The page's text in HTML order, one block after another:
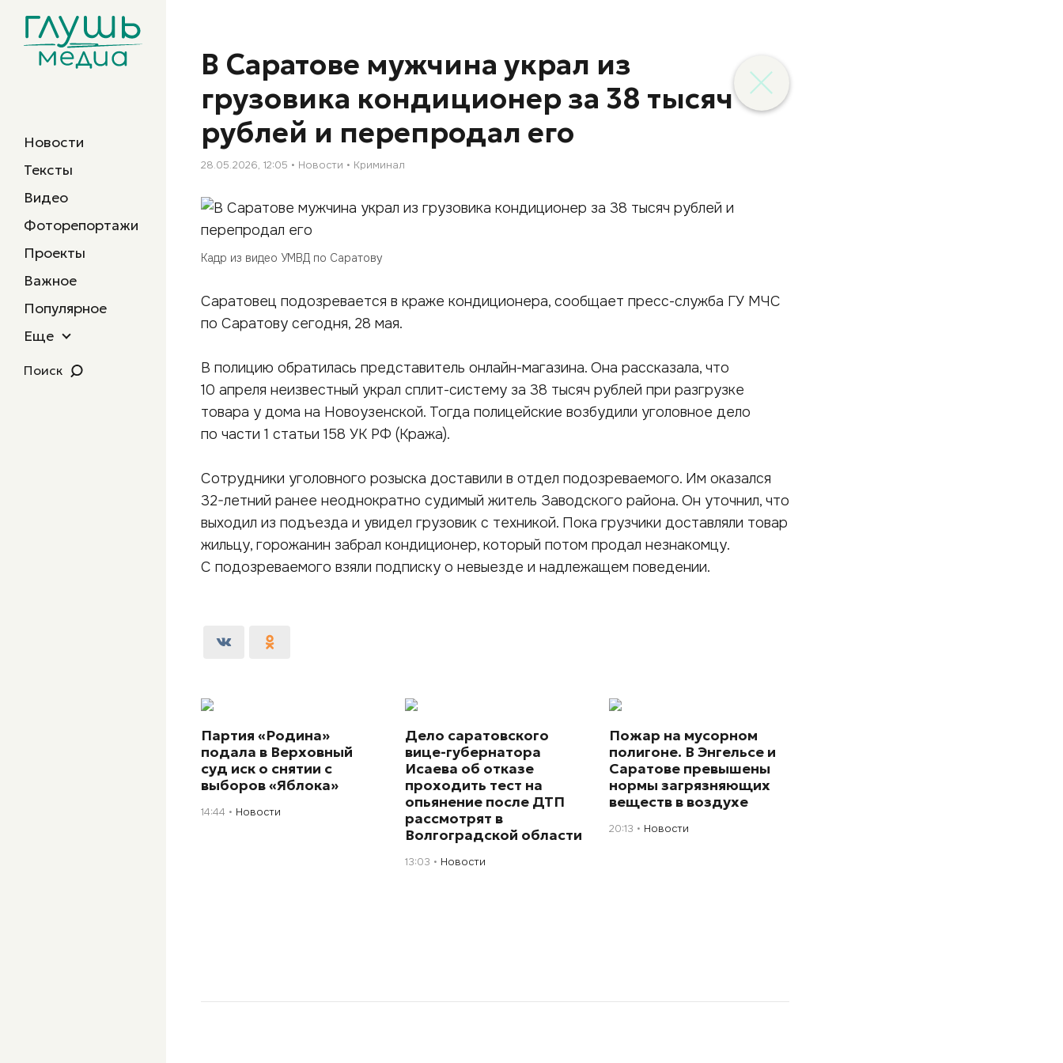
Новости
Тексты
Видео
Фоторепортажи
Проекты
Важное
Популярное
Еще
Поиск
В Саратове мужчина украл из
грузовика кондиционер за 38 тысяч
рублей и перепродал его
28.05.2026, 12:05 Новости Криминал
Кадр из видео УМВД по Саратову
Саратовец подозревается в краже кондиционера, сообщает пресс-служба ГУ МЧС
по Саратову сегодня, 28 мая.
В полицию обратилась представитель онлайн-магазина. Она рассказала, что
10 апреля неизвестный украл сплит-систему за 38 тысяч рублей при разгрузке
товара у дома на Новоузенской. Тогда полицейские возбудили уголовное дело
по части 1 статьи 158 УК РФ (Кража).
Сотрудники уголовного розыска доставили в отдел подозреваемого. Им оказался
32-летний ранее неоднократно судимый житель Заводского района. Он уточнил, что
выходил из подъезда и увидел грузовик с техникой. Пока грузчики доставляли товар
жильцу, горожанин забрал кондиционер, который потом продал незнакомцу.
С подозреваемого взяли подписку о невыезде и надлежащем поведении.
Партия «Родина»
подала в Верховный
суд иск о снятии с
выборов «Яблока»
14:44 Новости
Дело саратовского
вице-губернатора
Исаева об отказе
проходить тест на
опьянение после ДТП
рассмотрят в
Волгоградской области
13:03 Новости
Пожар на мусорном
полигоне. В Энгельсе и
Саратове превышены
нормы загрязняющих
веществ в воздухе
20:13 Новости